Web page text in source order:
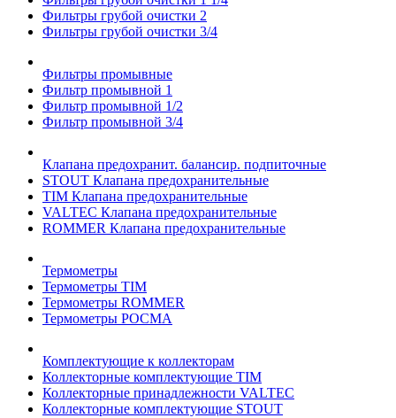
Фильтры грубой очистки 2
Фильтры грубой очистки 3/4
Фильтры промывные
Фильтр промывной 1
Фильтр промывной 1/2
Фильтр промывной 3/4
Клапана предохранит. балансир. подпиточные
STOUT Клапана предохранительные
TIM Клапана предохранительные
VALTEC Клапана предохранительные
ROMMER Клапана предохранительные
Термометры
Термометры TIM
Термометры ROMMER
Термометры РОСМА
Комплектующие к коллекторам
Коллекторные комплектующие TIM
Коллекторные принадлежности VALTEC
Коллекторные комплектующие STOUT